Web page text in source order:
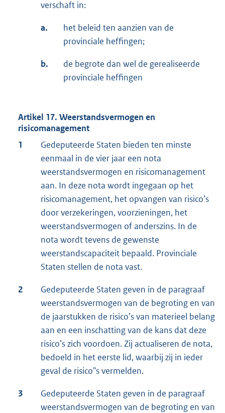
verschaft in:
a.
het beleid ten aanzien van de
provinciale heffingen;
b.
de begrote dan wel de gerealiseerde
provinciale heffingen
Artikel 17. Weerstandsvermogen en
risicomanagement
1
Gedeputeerde Staten bieden ten minste
eenmaal in de vier jaar een nota
weerstandsvermogen en risicomanagement
aan. In deze nota wordt ingegaan op het
risicomanagement, het opvangen van risico’s
door verzekeringen, voorzieningen, het
weerstandsvermogen of anderszins. In de
nota wordt tevens de gewenste
weerstandscapaciteit bepaald. Provinciale
Staten stellen de nota vast.
2
Gedeputeerde Staten geven in de paragraaf
weerstandsvermogen van de begroting en van
de jaarstukken de risico’s van materieel belang
aan en een inschatting van de kans dat deze
risico’s zich voordoen. Zij actualiseren de nota,
bedoeld in het eerste lid, waarbij zij in ieder
geval de risico"s vermelden.
3
Gedeputeerde Staten geven in de paragraaf
weerstandsvermogen van de begroting en van